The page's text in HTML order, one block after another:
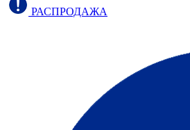
РАСПРОДАЖА